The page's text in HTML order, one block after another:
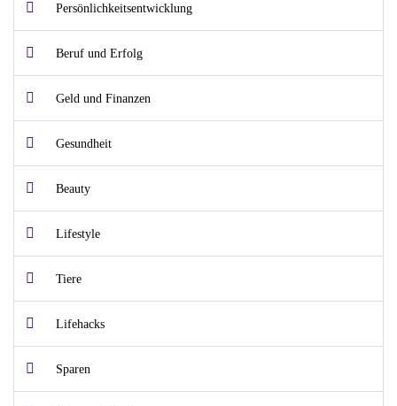
Persönlichkeitsentwicklung
Beruf und Erfolg
Geld und Finanzen
Gesundheit
Beauty
Lifestyle
Tiere
Lifehacks
Sparen